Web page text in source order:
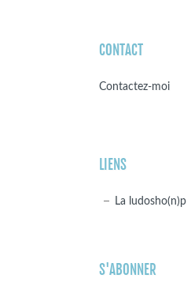
CONTACT
Contactez-moi
LIENS
La ludosho(n)p
S'ABONNER